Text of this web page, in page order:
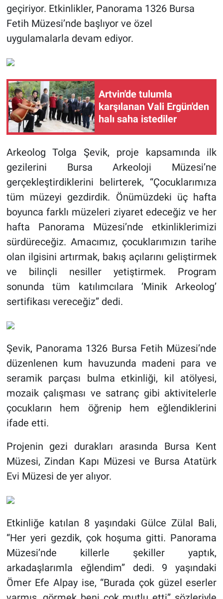
geçiriyor. Etkinlikler, Panorama 1326 Bursa
Fetih Müzesi’nde başlıyor ve özel
uygulamalarla devam ediyor.
Artvin'de tulumla
karşılanan Vali Ergün'den
halı saha istediler
Arkeolog Tolga Şevik, proje kapsamında ilk
gezilerini Bursa Arkeoloji Müzesi’ne
gerçekleştirdiklerini belirterek, “Çocuklarımıza
tüm müzeyi gezdirdik. Önümüzdeki üç hafta
boyunca farklı müzeleri ziyaret edeceğiz ve her
hafta Panorama Müzesi’nde etkinliklerimizi
sürdüreceğiz. Amacımız, çocuklarımızın tarihe
olan ilgisini artırmak, bakış açılarını geliştirmek
ve bilinçli nesiller yetiştirmek. Program
sonunda tüm katılımcılara ‘Minik Arkeolog’
sertifikası vereceğiz” dedi.
Şevik, Panorama 1326 Bursa Fetih Müzesi’nde
düzenlenen kum havuzunda madeni para ve
seramik parçası bulma etkinliği, kil atölyesi,
mozaik çalışması ve satranç gibi aktivitelerle
çocukların hem öğrenip hem eğlendiklerini
ifade etti.
Projenin gezi durakları arasında Bursa Kent
Müzesi, Zindan Kapı Müzesi ve Bursa Atatürk
Evi Müzesi de yer alıyor.
Etkinliğe katılan 8 yaşındaki Gülce Zülal Bali,
“Her yeri gezdik, çok hoşuma gitti. Panorama
Müzesi’nde killerle şekiller yaptık,
arkadaşlarımla eğlendim” dedi. 9 yaşındaki
Ömer Efe Alpay ise, “Burada çok güzel eserler